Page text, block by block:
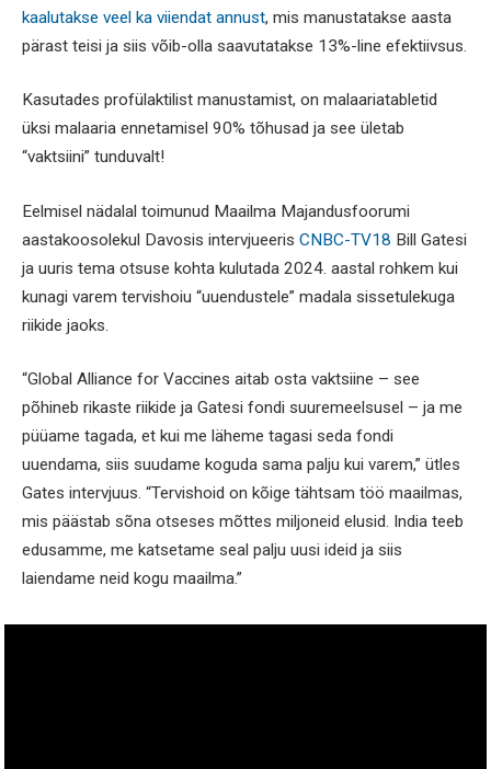
kaalutakse veel ka viiendat annust, mis manustatakse aasta
pärast teisi ja siis võib-olla saavutatakse 13%-line efektiivsus.
Kasutades profülaktilist manustamist, on malaariatabletid
üksi malaaria ennetamisel 90% tõhusad ja see ületab
“vaktsiini” tunduvalt!
Eelmisel nädalal toimunud Maailma Majandusfoorumi
aastakoosolekul Davosis intervjueeris CNBC-TV18 Bill Gatesi
ja uuris tema otsuse kohta kulutada 2024. aastal rohkem kui
kunagi varem tervishoiu “uuendustele” madala sissetulekuga
riikide jaoks.
“Global Alliance for Vaccines aitab osta vaktsiine – see
põhineb rikaste riikide ja Gatesi fondi suuremeelsusel – ja me
püüame tagada, et kui me läheme tagasi seda fondi
uuendama, siis suudame koguda sama palju kui varem,” ütles
Gates intervjuus. “Tervishoid on kõige tähtsam töö maailmas,
mis päästab sõna otseses mõttes miljoneid elusid. India teeb
edusamme, me katsetame seal palju uusi ideid ja siis
laiendame neid kogu maailma.”